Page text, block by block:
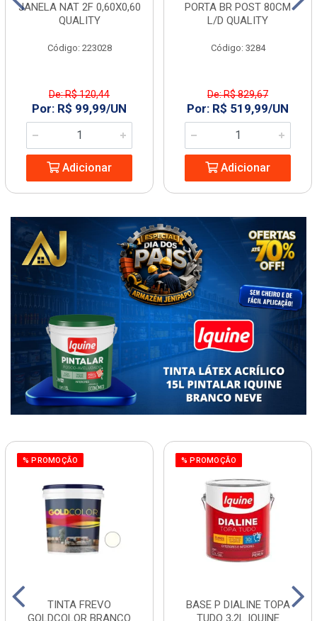
JANELA NAT 2F 0,60X0,60
QUALITY
Código: 223028
De: R$ 120,44
Por: R$ 99,99/UN
Adicionar
PORTA BR POST 80CM
L/D QUALITY
Código: 3284
De: R$ 829,67
Por: R$ 519,99/UN
Adicionar
% PROMOÇÃO
TINTA FREVO
GOLDCOLOR BRANCO
% PROMOÇÃO
BASE P DIALINE TOPA
TUDO 3,2L IQUINE